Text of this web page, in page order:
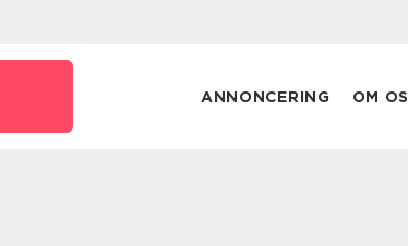
ANNONCERING OM OS